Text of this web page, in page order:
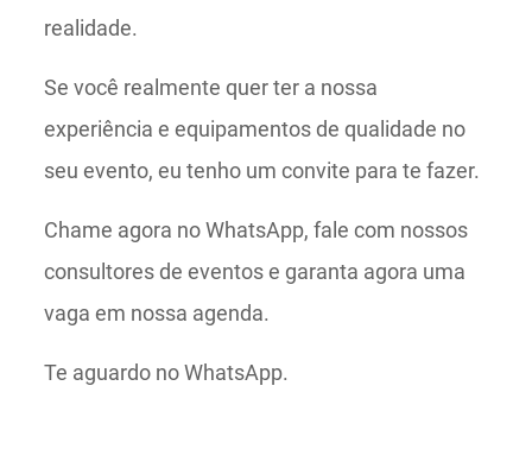
realidade.
Se você realmente quer ter a nossa
experiência e equipamentos de qualidade no
seu evento, eu tenho um convite para te fazer.
Chame agora no WhatsApp, fale com nossos
consultores de eventos e garanta agora uma
vaga em nossa agenda.
Te aguardo no WhatsApp.